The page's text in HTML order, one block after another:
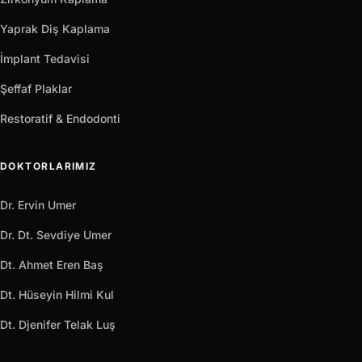
Yaprak Diş Kaplama
İmplant Tedavisi
Şeffaf Plaklar
Restoratif & Endodonti
DOKTORLARIMIZ
Dr. Ervin Umer
Dr. Dt. Sevdiye Umer
Dt. Ahmet Eren Baş
Dt. Hüseyin Hilmi Kul
Dt. Djenifer Telak Luş